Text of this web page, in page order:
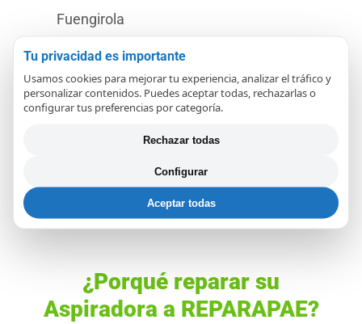
Fuengirola
Servicio Técnico de Aspiradoras
Fuengirola
Servicio Técnico de Aspiradoras
Servicio Técnico de Aspiradoras
Fuengirola
¿Porqué reparar su
Aspiradora a REPARAPAE?
Tu privacidad es importante
Usamos cookies para mejorar tu experiencia, analizar el tráfico y
personalizar contenidos. Puedes aceptar todas, rechazarlas o
configurar tus preferencias por categoría.
Rechazar todas
Configurar
Aceptar todas